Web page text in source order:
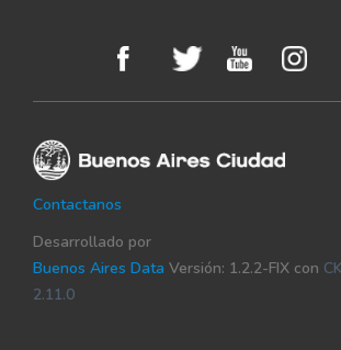
Contactanos
Desarrollado por
Buenos Aires Data Versión: 1.2.2-FIX con
2.11.0